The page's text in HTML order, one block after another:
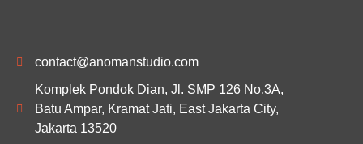
contact@anomanstudio.com
Komplek Pondok Dian, Jl. SMP 126 No.3A,
Batu Ampar, Kramat Jati, East Jakarta City,
Jakarta 13520